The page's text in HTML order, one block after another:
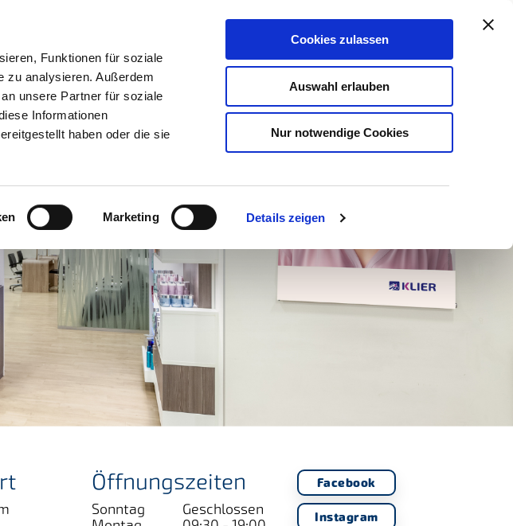
Funktionen für soziale
zu analysieren. Außerdem
unsere Partner für soziale
Informationen
haben oder die sie
Marketing Details zeigen
Cookies zulassen
Auswahl erlauben
Nur notwendige Cookies
Dienstleistungen & Beratung Kontakt
Öffnungszeiten
Sonntag
Geschlossen
Facebook
Instagram